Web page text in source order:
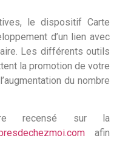
le dispositif Carte
d’un lien avec
Les différents outils
la promotion de votre
du nombre
recensé sur la
afin